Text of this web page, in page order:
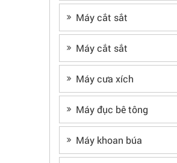
Máy cắt sắt
Máy cắt sắt
Máy cưa xích
Máy đục bê tông
Máy khoan búa